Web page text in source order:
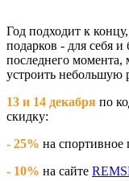
Год подходит к
подарков - для себя
последнего
устроить небольшую
13 и 14 декабря по
скидку:
- 25% на спортивное
- 10% на сайте